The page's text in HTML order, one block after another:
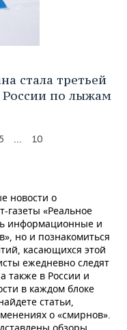
стала третьей
России по лыжам
5 ... 10
новости о
газеты «Реальное
информационные и
но и познакомиться
касающихся этой
ежедневно следят
также в России и
в каждом блоке
статьи,
о «смирнов».